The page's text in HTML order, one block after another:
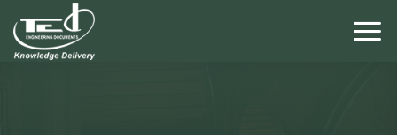
đến
nội